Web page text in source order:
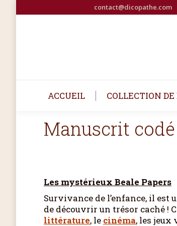
contact@dicopathe.com
ACCUEIL COLLECTION
Manuscrit
Les mystérieux Beale Papers
Survivance de l’enfance, il est
de découvrir un trésor caché !
littérature, le cinéma, les jeux